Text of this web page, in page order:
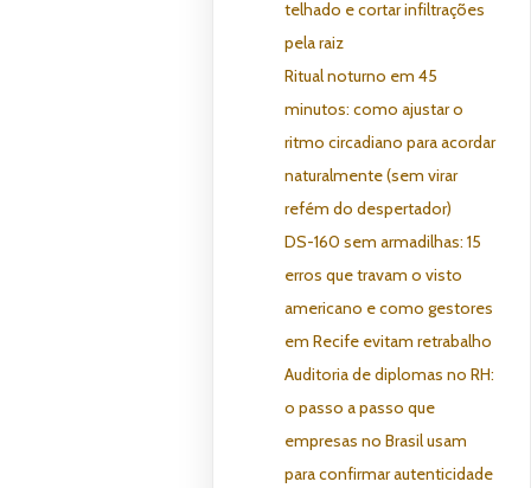
telhado e cortar infiltrações
pela raiz
Ritual noturno em 45
minutos: como ajustar o
ritmo circadiano para acordar
naturalmente (sem virar
refém do despertador)
DS-160 sem armadilhas: 15
erros que travam o visto
americano e como gestores
em Recife evitam retrabalho
Auditoria de diplomas no RH:
o passo a passo que
empresas no Brasil usam
para confirmar autenticidade